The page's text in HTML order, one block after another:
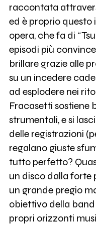
raccontata
ed è proprio questo
opera, che fa di
episodi più
brillare grazie alle
su un incedere
ad esplodere nei
Fracasetti sostiene
strumentali, e si
delle registrazioni
regalano giuste
tutto perfetto?
un disco dalla forte
un grande pregio
obiettivo della
propri orizzonti